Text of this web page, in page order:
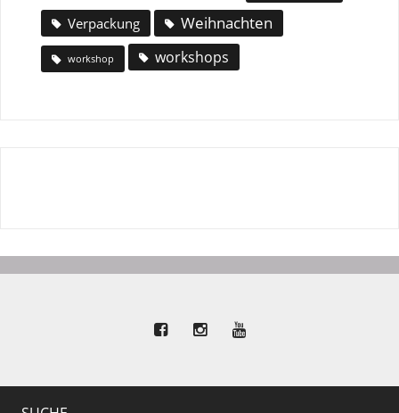
Verpackung Weihnachten
workshop workshops